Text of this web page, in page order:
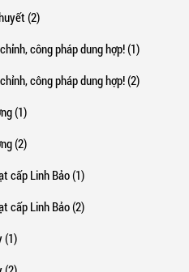
(2)
công pháp dung hợp! (1)
công pháp dung hợp! (2)
(1)
(2)
cấp Linh Bảo (1)
cấp Linh Bảo (2)
(1)